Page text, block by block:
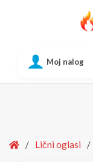
Moj nalog
Home
/ Lični oglasi /